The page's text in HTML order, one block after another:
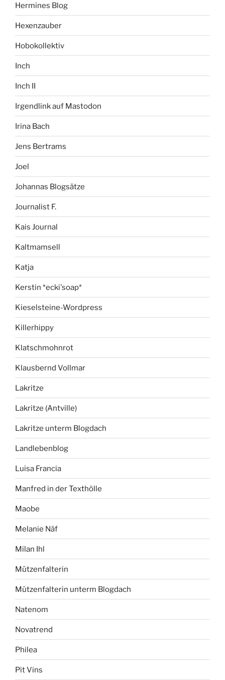
Hermines Blog
Hexenzauber
Hobokollektiv
Inch
Inch II
Irgendlink auf Mastodon
Irina Bach
Jens Bertrams
Joel
Johannas Blogsätze
Journalist F.
Kais Journal
Kaltmamsell
Katja
Kerstin *ecki'soap*
Kieselsteine-Wordpress
Killerhippy
Klatschmohnrot
Klausbernd Vollmar
Lakritze
Lakritze (Antville)
Lakritze unterm Blogdach
Landlebenblog
Luisa Francia
Manfred in der Texthölle
Maobe
Melanie Näf
Milan Ihl
Mützenfalterin
Mützenfalterin unterm Blogdach
Natenom
Novatrend
Philea
Pit Vins